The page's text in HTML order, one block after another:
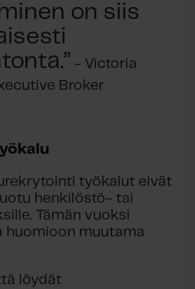
on siis
- Victoria
Broker
työkalut eivät
henkilöstö- tai
Tämän vuoksi
huomioon muutama
löydät